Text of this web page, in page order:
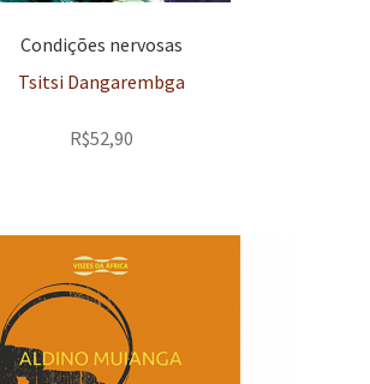
Condições nervosas
Tsitsi Dangarembga
R$52,90